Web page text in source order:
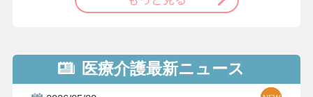
医療介護最新ニュース